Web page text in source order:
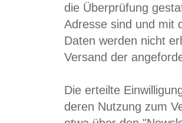
die Überprüfung
Adresse sind und mit
Daten werden nicht
Versand der
Die erteilte
deren Nutzung zum